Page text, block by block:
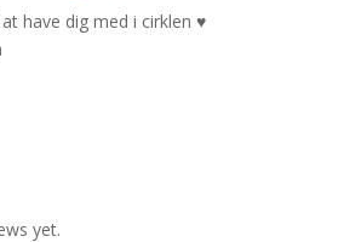
have dig med i cirklen ♥
yet.